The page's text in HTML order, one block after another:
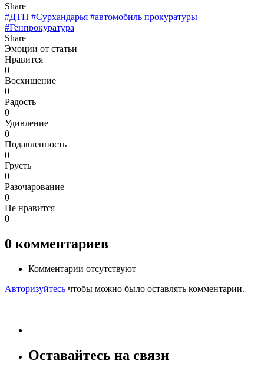
Share
#ДТП #Сурхандарья #автомобиль прокуратуры
#Генпрокуратура
Share
Эмоции от статьи
Нравится
0
Восхищение
0
Радость
0
Удивление
0
Подавленность
0
Грусть
0
Разочарование
0
Не нравится
0
0 комментариев
Комментарии отсутствуют
Авторизуйтесь чтобы можно было оставлять комментарии.
Оставайтесь на связи